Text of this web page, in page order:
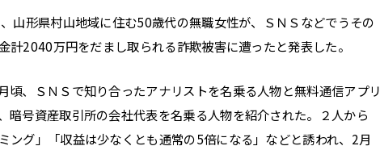
山形県村山地域に住む50歳代の無職女性が、ＳＮＳなどでうその
計2040万円をだまし取られる詐欺被害に遭ったと発表した。
頃、ＳＮＳで知り合ったアナリストを名乗る人物と無料通信アプリ
暗号資産取引所の会社代表を名乗る人物を紹介された。２人から
ング」「収益は少なくとも通常の5倍になる」などと誘われ、2月